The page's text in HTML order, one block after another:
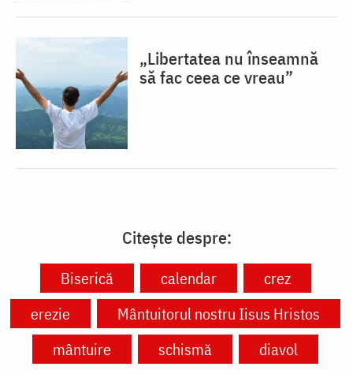
„Libertatea nu înseamnă
să fac ceea ce vreau”
Citește despre:
Biserică calendar
crez
erezie
Mântuitorul nostru Iisus Hristos
mântuire
schismă diavol